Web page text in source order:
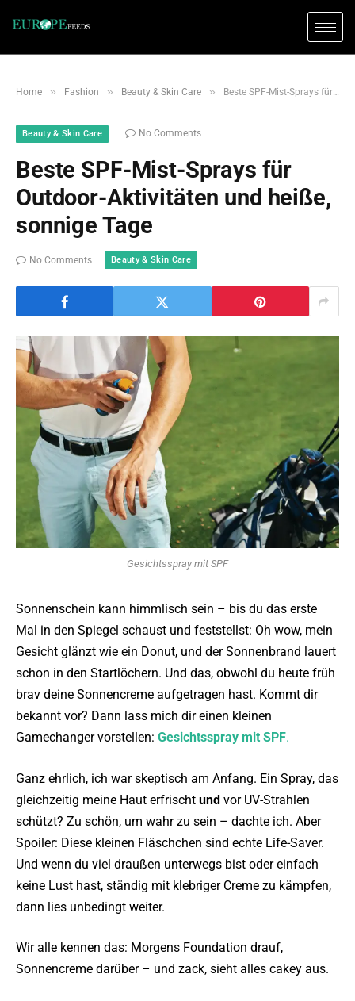
Home » Fashion » Beauty & Skin Care » Beste SPF-Mist-Sprays für Outdoor-Aktivitäten und heiße, sonnige Tage
Beauty & Skin Care No Comments
Beste SPF-Mist-Sprays für
Outdoor-Aktivitäten und heiße,
sonnige Tage
No Comments Beauty & Skin Care
Gesichtsspray mit SPF
Sonnenschein kann himmlisch sein – bis du das erste
Mal in den Spiegel schaust und feststellst: Oh wow, mein
Gesicht glänzt wie ein Donut, und der Sonnenbrand lauert
schon in den Startlöchern. Und das, obwohl du heute früh
brav deine Sonnencreme aufgetragen hast. Kommt dir
bekannt vor? Dann lass mich dir einen kleinen
Gamechanger vorstellen: Gesichtsspray mit SPF.
Ganz ehrlich, ich war skeptisch am Anfang. Ein Spray, das
gleichzeitig meine Haut erfrischt und vor UV-Strahlen
schützt? Zu schön, um wahr zu sein – dachte ich. Aber
Spoiler: Diese kleinen Fläschchen sind echte Life-Saver.
Und wenn du viel draußen unterwegs bist oder einfach
keine Lust hast, ständig mit klebriger Creme zu kämpfen,
dann lies unbedingt weiter.
Wir alle kennen das: Morgens Foundation drauf,
Sonnencreme darüber – und zack, sieht alles cakey aus.